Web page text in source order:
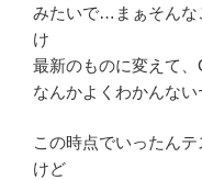
みたいで…まぁそんな
け
最新のものに変えて
なんかよくわかんな
この時点でいったん
けど